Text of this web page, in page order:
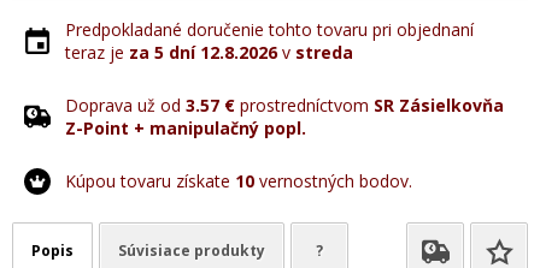
Predpokladané doručenie tohto tovaru pri objednaní
teraz je za 5 dní 12.8.2026v streda
Doprava už od 3.57 € prostredníctvom SR Zásielkovňa
Z-Point + manipulačný popl.
Kúpou tovaru získate 10 vernostných bodov.
Popis Súvisiace produkty ?